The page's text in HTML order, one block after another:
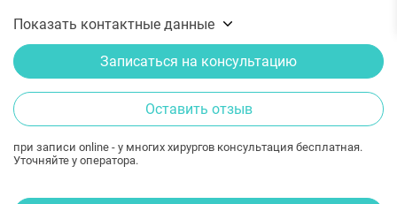
Показать контактные данные
Записаться на консультацию
Оставить отзыв
при записи online - у многих хирургов консультация бесплатная.
Уточняйте у оператора.